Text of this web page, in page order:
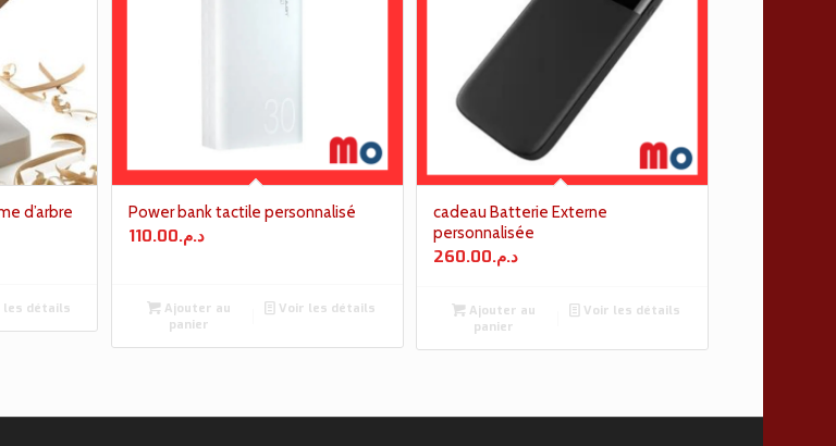
d’arbre
les détails
Power bank tactile personnalisé
د.م.110.00
Ajouter au
panier
Voir les détails
cadeau Batterie Externe
personnalisée
د.م.260.00
Ajouter au
panier
Voir les détails